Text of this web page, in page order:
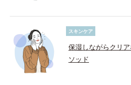
スキンケア
保湿しながらクリ
ソッド